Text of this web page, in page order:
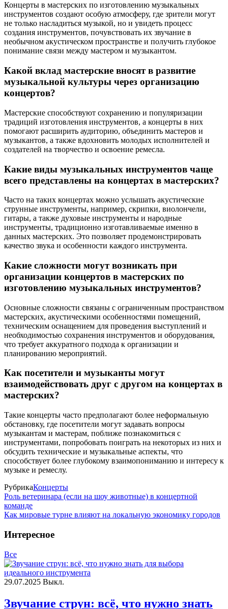
Концерты в мастерских по изготовлению музыкальных
инструментов создают особую атмосферу, где зрители могут
не только насладиться музыкой, но и увидеть процесс
создания инструментов, почувствовать их звучание в
необычном акустическом пространстве и получить глубокое
понимание связи между мастером и музыкантом.
Какой вклад мастерские вносят в развитие
музыкальной культуры через организацию
концертов?
Мастерские способствуют сохранению и популяризации
традиций изготовления инструментов, а концерты в них
помогают расширить аудиторию, объединить мастеров и
музыкантов, а также вдохновить молодых исполнителей и
создателей на творчество и освоение ремесла.
Какие виды музыкальных инструментов чаще
всего представлены на концертах в мастерских?
Часто на таких концертах можно услышать акустические
струнные инструменты, например, скрипки, виолончели,
гитары, а также духовые инструменты и народные
инструменты, традиционно изготавливаемые именно в
данных мастерских. Это позволяет продемонстрировать
качество звука и особенности каждого инструмента.
Какие сложности могут возникать при
организации концертов в мастерских по
изготовлению музыкальных инструментов?
Основные сложности связаны с ограниченным пространством
мастерских, акустическими особенностями помещений,
техническим оснащением для проведения выступлений и
необходимостью сохранения инструментов и оборудования,
что требует аккуратного подхода к организации и
планированию мероприятий.
Как посетители и музыканты могут
взаимодействовать друг с другом на концертах в
мастерских?
Такие концерты часто предполагают более неформальную
обстановку, где посетители могут задавать вопросы
музыкантам и мастерам, поближе познакомиться с
инструментами, попробовать поиграть на некоторых из них и
обсудить технические и музыкальные аспекты, что
способствует более глубокому взаимопониманию и интересу к
музыке и ремеслу.
РубрикаКонцерты
Роль ветеринара (если на шоу животные) в концертной
команде
Как мировые турне влияют на локальную экономику городов
Интересное
Все
29.07.2025 Выкл.
Звучание струн: всё, что нужно знать